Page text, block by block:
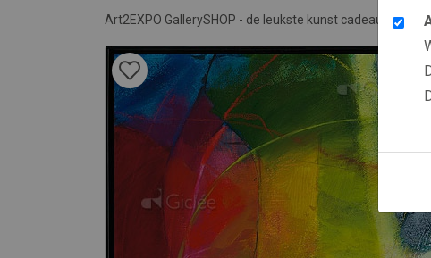
Art2EXPO GallerySHOP - de leukste kunst cadeau ideeën